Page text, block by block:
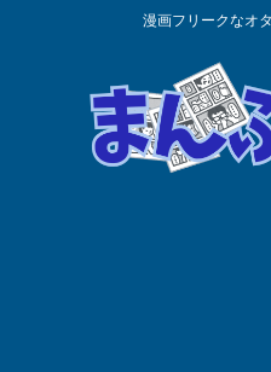
漫画フリークなオ